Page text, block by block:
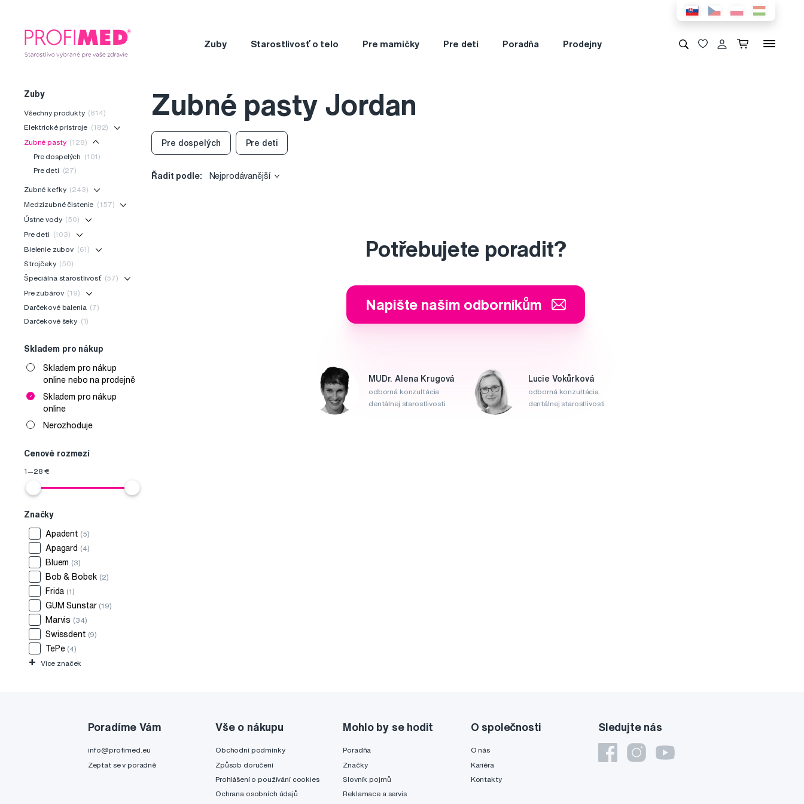
Zuby Starostlivosť o telo Pre mamičky Pre deti Poradňa Prodejny
Zuby
Všechny produkty (814)
Elektrické prístroje (182)
Zubné pasty (128)
Pre dospelých (101)
Pre deti
(27)
Zubné kefky (243)
Medzizubné čistenie (157)
Ústne vody (50)
Pre deti
(103)
Bielenie zubov (61)
Strojčeky (50)
Špeciálna starostlivosť (57)
Pre zubárov (19)
Darčekové balenia (7)
Darčekové šeky (1)
Skladem pro nákup
Skladem pro nákup
online nebo na prodejně
Skladem pro nákup
online
Nerozhoduje
Cenové rozmezí
1—28 €
Značky
Apadent (5)
Apagard (4)
Bluem (3)
Bob & Bobek (2)
Frida (1)
GUM Sunstar (19)
Marvis (34)
Swissdent (9)
TePe (4)
+ Více značek
Zubné pasty Jordan
Pre dospelých Pre deti
Řadit podle: Nejprodávanější
Potřebujete poradit?
Napište našim odborníkům
MUDr. Alena Krugová
odborná konzultácia
dentálnej starostlivosti
Lucie Vokůrková
odborná konzultácia
dentálnej starostlivosti
Sledujte nás
Poradíme Vám
info@profimed.eu
Zeptat se v poradně
Vše o nákupu
Obchodní podmínky
Způsob doručení
Prohlášení o používání cookies
Ochrana osobních údajů
Mohlo by se hodit
Poradňa
Značky
Slovník pojmů
Reklamace a servis
O společnosti
O nás
Kariéra
Kontakty